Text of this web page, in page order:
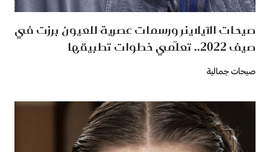
صيحات الآيلاينر ورسمات عصرية للعيون برزت في
صيف 2022.. تعلّمي خطوات تطبيقها
صيحات جمالية